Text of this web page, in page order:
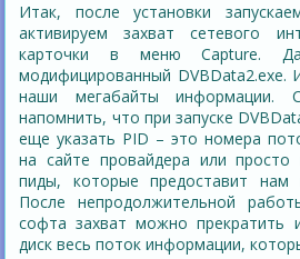
Итак, после установки
активируем захват сетевого
карточки в меню Capture.
модифицированный
наши мегабайты информации.
напомнить, что при запуске
еще указать PID – это номера
на сайте провайдера или просто
пиды, которые предоставит нам
После непродолжительной
софта захват можно прекратить
диск весь поток информации,